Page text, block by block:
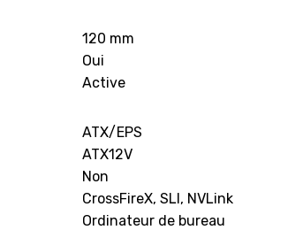
120 mm
Oui
Active
ATX/EPS
ATX12V
Non
CrossFireX, SLI, NVLink
Ordinateur de bureau